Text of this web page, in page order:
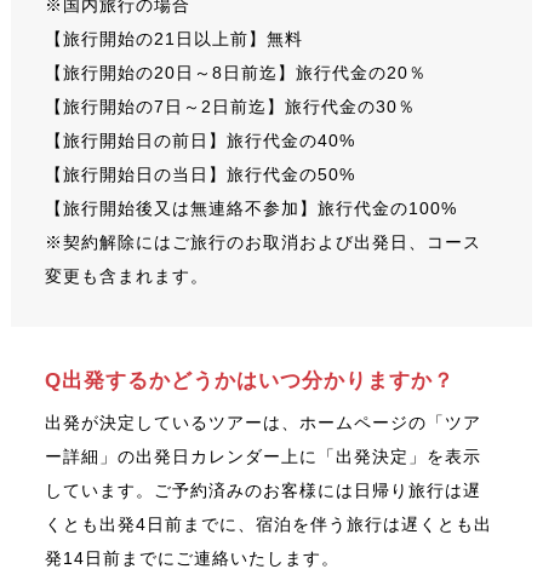
※国内旅行の場合
【旅行開始の21日以上前】無料
【旅行開始の20日～8日前迄】旅行代金の20％
【旅行開始の7日～2日前迄】旅行代金の30％
【旅行開始日の前日】旅行代金の40%
【旅行開始日の当日】旅行代金の50%
【旅行開始後又は無連絡不参加】旅行代金の100%
※契約解除にはご旅行のお取消および出発日、コース
変更も含まれます。
Q出発するかどうかはいつ分かりますか？
出発が決定しているツアーは、ホームページの「ツア
ー詳細」の出発日カレンダー上に「出発決定」を表示
しています。ご予約済みのお客様には日帰り旅行は遅
くとも出発4日前までに、宿泊を伴う旅行は遅くとも出
発14日前までにご連絡いたします。